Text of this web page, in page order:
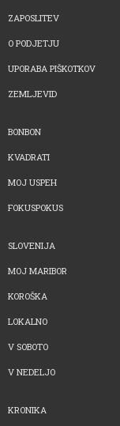
ZAPOSLITEV
O PODJETJU
UPORABA PIŠKOTKOV
ZEMLJEVID
BONBON
KVADRATI
MOJ USPEH
FOKUSPOKUS
SLOVENIJA
MOJ MARIBOR
KOROŠKA
LOKALNO
V SOBOTO
V NEDELJO
KRONIKA